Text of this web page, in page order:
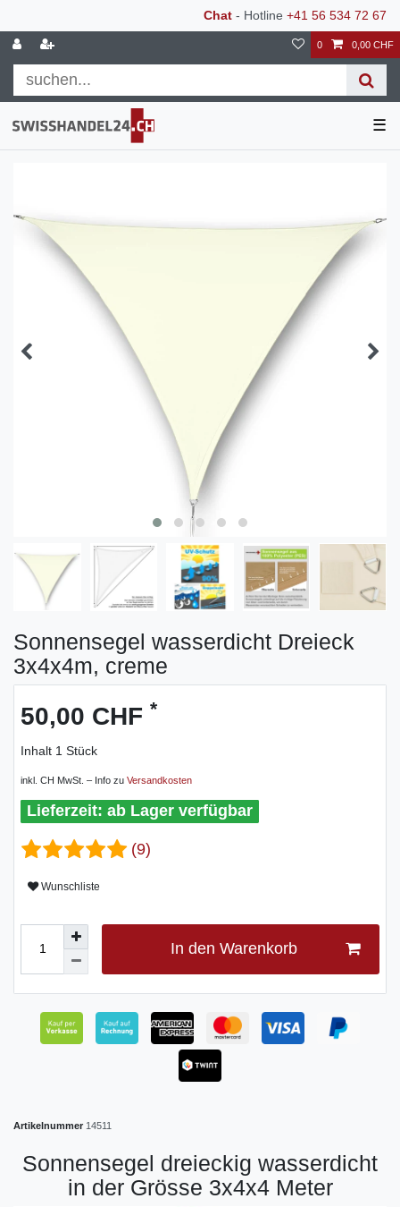
Chat - Hotline +41 56 534 72 67
0 0,00 CHF
☰
Sonnensegel wasserdicht Dreieck
3x4x4m, creme
50,00 CHF *
Inhalt 1 Stück
inkl. CH MwSt. – Info zu Versandkosten
ab Lager verfügbar
(9)
Wunschliste
In den Warenkorb
Artikelnummer 14511
Sonnensegel dreieckig wasserdicht
in der Grösse 3x4x4 Meter